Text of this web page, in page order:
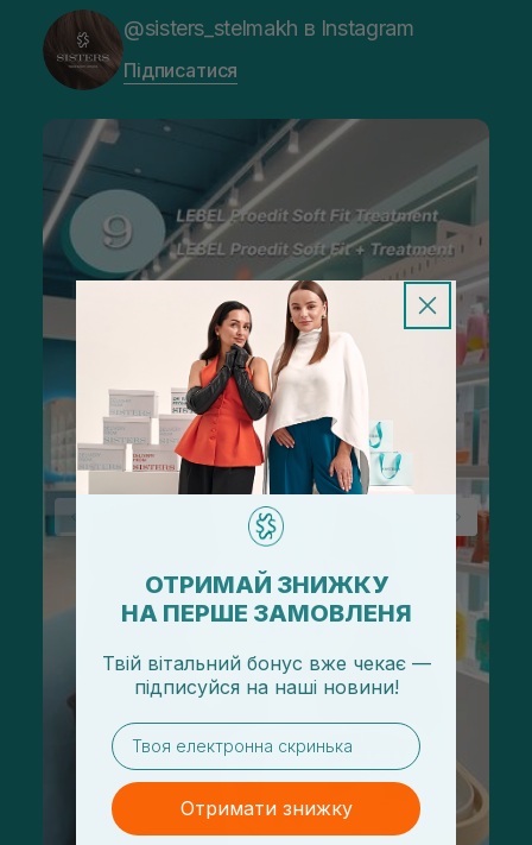
@sisters_stelmakh в Instagram
Підписатися
ОТРИМАЙ ЗНИЖКУ
НА ПЕРШЕ ЗАМОВЛЕНЯ
Твій вітальний бонус вже чекає —
підписуйся на наші новини!
email
Отримати знижку